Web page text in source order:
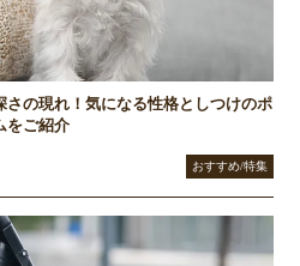
さの現れ！気になる性格としつけのポ
をご紹介
おすすめ/特集